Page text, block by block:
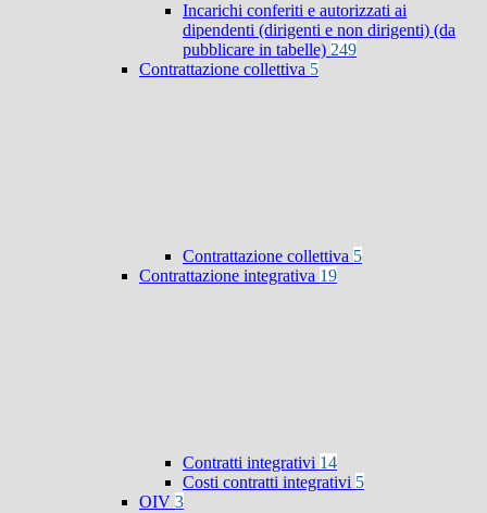
Incarichi conferiti e autorizzati ai
dipendenti (dirigenti e non dirigenti) (da
pubblicare in tabelle) 249
Contrattazione collettiva 5
Contrattazione collettiva 5
Contrattazione integrativa 19
Contratti integrativi 14
Costi contratti integrativi 5
OIV 3